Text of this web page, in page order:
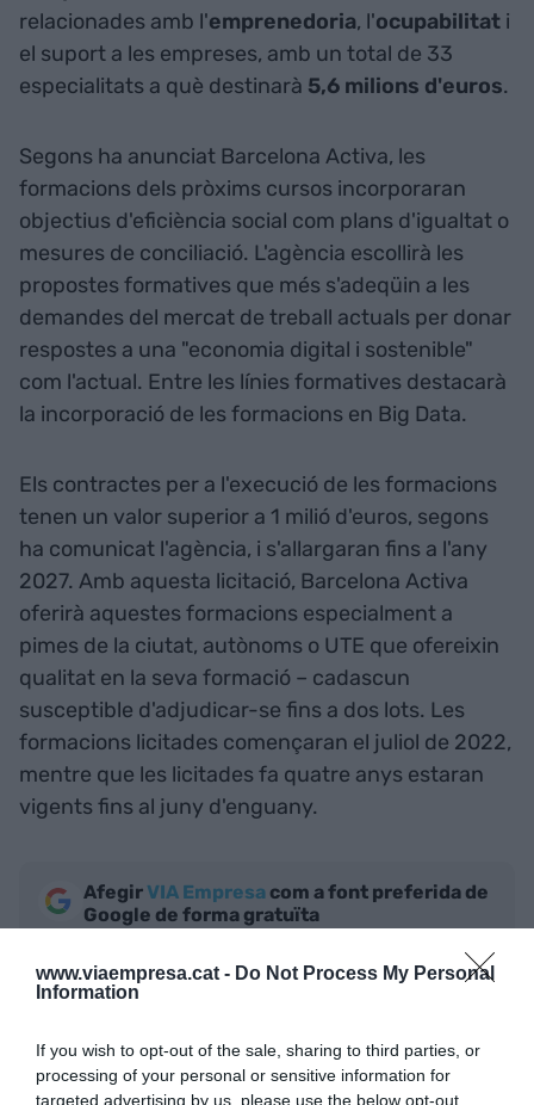
www.viaempresa.cat - Do Not Process My Personal
Information
If you wish to opt-out of the sale, sharing to third parties, or
processing of your personal or sensitive information for
targeted advertising by us, please use the below opt-out
relacionades amb l'emprenedoria, l'ocupabilitat i
el suport a les empreses, amb un total de 33
especialitats a què destinarà 5,6 milions d'euros.
Segons ha anunciat Barcelona Activa, les
formacions dels pròxims cursos incorporaran
objectius d'eficiència social com plans d'igualtat o
mesures de conciliació. L'agència escollirà les
propostes formatives que més s'adeqüin a les
demandes del mercat de treball actuals per donar
respostes a una "economia digital i sostenible"
com l'actual. Entre les línies formatives destacarà
la incorporació de les formacions en Big Data.
Els contractes per a l'execució de les formacions
tenen un valor superior a 1 milió d'euros, segons
ha comunicat l'agència, i s'allargaran fins a l'any
2027. Amb aquesta licitació, Barcelona Activa
oferirà aquestes formacions especialment a
pimes de la ciutat, autònoms o UTE que ofereixin
qualitat en la seva formació – cadascun
susceptible d'adjudicar-se fins a dos lots. Les
formacions licitades començaran el juliol de 2022,
mentre que les licitades fa quatre anys estaran
vigents fins al juny d'enguany.
AfegirVIA Empresa com a font preferida de
Google de forma gratuïta